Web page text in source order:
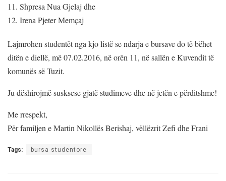
11. Shpresa Nua Gjelaj dhe
12. Irena Pjeter Memçaj
Lajmrohen studentët nga kjo listë se ndarja e bursave do të bëhet
ditën e diellë, më 07.02.2016, në orën 11, në sallën e Kuvendit të
komunës së Tuzit.
Ju dëshirojmë susksese gjatë studimeve dhe në jetën e përditshme!
Me rrespekt,
Për familjen e Martin Nikollës Berishaj, vëllëzrit Zefi dhe Frani
Tags: bursa studentore